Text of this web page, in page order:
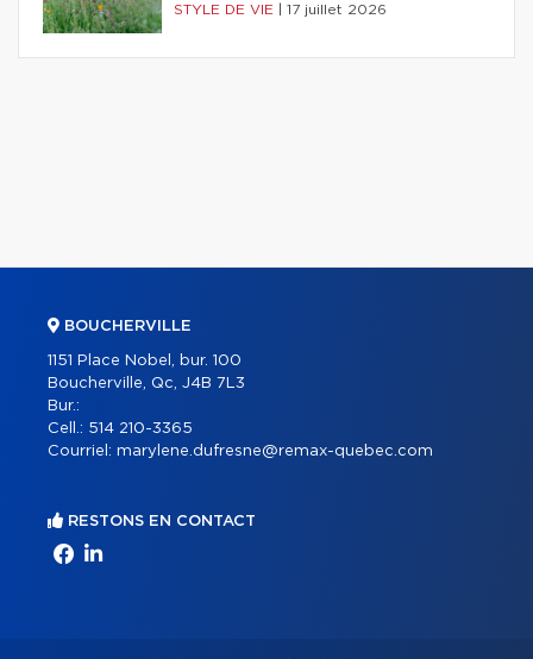
STYLE DE VIE 17 juillet 2026
BOUCHERVILLE
1151 Place Nobel, bur. 100
Boucherville, Qc, J4B 7L3
Bur.:
Cell.: 514 210-3365
Courriel: marylene.dufresne@remax-quebec.com
RESTONS EN CONTACT